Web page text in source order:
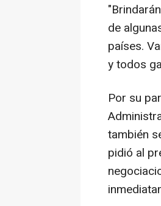
de
países.
y todos
Por su
también
pidió al